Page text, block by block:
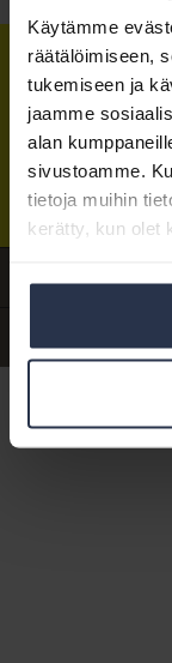
Käytämme
räätälöimiseen,
tukemiseen ja
jaamme
alan
sivustoamme.
tietoja muihin
kerätty, kun olet
Isännöintiliiton
Postiosoite: